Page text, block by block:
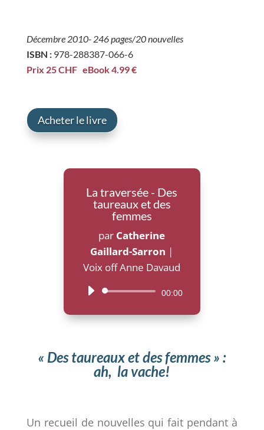
Décembre 2010- 246 pages/20 nouvelles
ISBN : 978-288387-066-6
Prix 25 CHF eBook 4.99€
Acheter le livre
La traversée - Des
taureaux et des
femmes
par Catherine
Gaillard-Sarron |
Voix off Anne Davaud
Lecteur00:00
« Des taureaux et des femmes » :
ah, la vache!
Un recueil de nouvelles qui fait pendant à